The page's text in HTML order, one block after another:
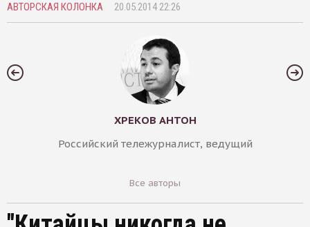
АВТОРСКАЯ КОЛОНКА 20.05.2014 22:26
ХРЕКОВ АНТОН
Российский тележурналист, ведущий
Все авторы